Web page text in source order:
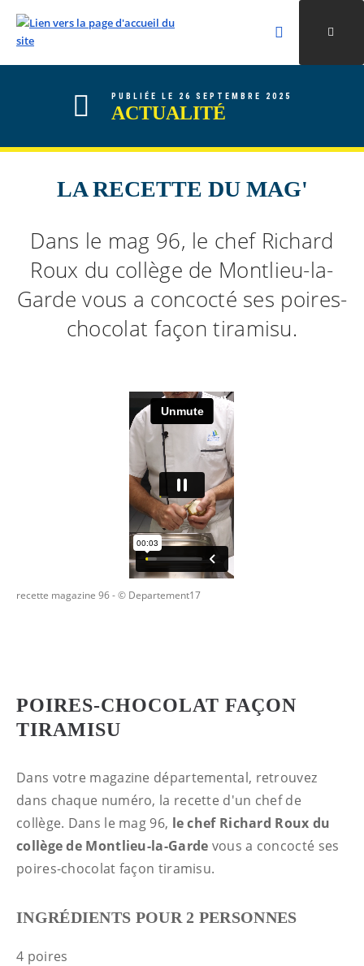
ALLER AU CONTENU
ALLER AU MENU
ALLER À LA RECHERCHE
Rechercher
Valider la
PUBLIÉE LE 26 SEPTEMBRE 2025
ACTUALITÉ
LA RECETTE DU MAG'
Dans le mag 96, le chef Richard
Roux du collège de Montlieu-la-
Garde vous a concocté ses poires-
chocolat façon tiramisu.
recette magazine 96- © Departement17
POIRES-CHOCOLAT FAÇON
TIRAMISU
Dans votre magazine départemental, retrouvez
dans chaque numéro, la recette d'un chef de
collège. Dans le mag 96, le chef Richard Roux du
collège de Montlieu-la-Garde vous a concocté ses
poires-chocolat façon tiramisu.
INGRÉDIENTS POUR 2 PERSONNES
4 poires